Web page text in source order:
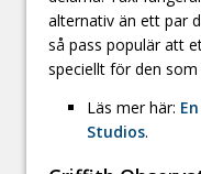
alternativ än ett par
så pass populär att
speciellt för den
Läs mer här:
Studios.